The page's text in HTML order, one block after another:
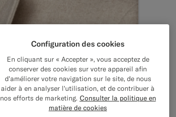
Configuration des cookies
En cliquant sur « Accepter », vous acceptez de
conserver des cookies sur votre appareil afin
d'améliorer votre navigation sur le site, de nous
aider à en analyser l'utilisation, et de contribuer à
nos efforts de marketing. Consulter la politique en
matière de cookies